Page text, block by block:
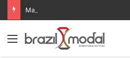
Menu